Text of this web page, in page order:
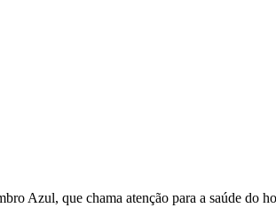
Azul, que chama atenção para a saúde do